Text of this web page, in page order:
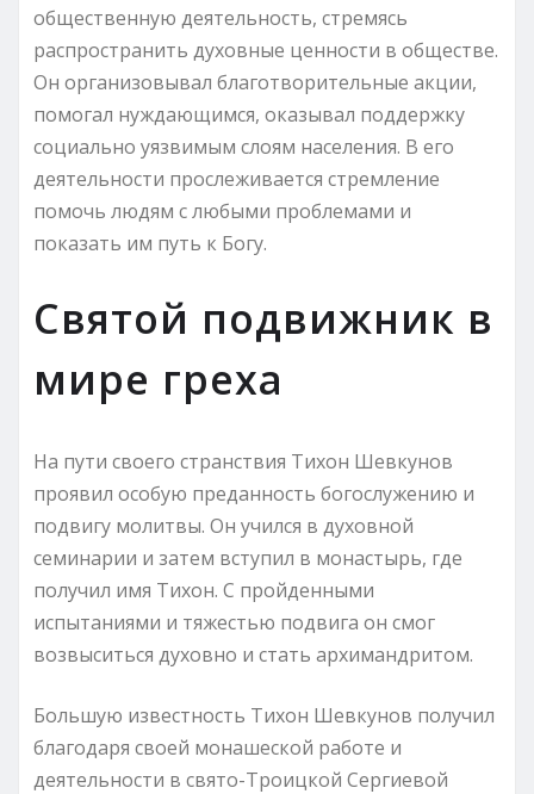
общественную деятельность, стремясь
распространить духовные ценности в обществе.
Он организовывал благотворительные акции,
помогал нуждающимся, оказывал поддержку
социально уязвимым слоям населения. В его
деятельности прослеживается стремление
помочь людям с любыми проблемами и
показать им путь к Богу.
Святой подвижник в
мире греха
На пути своего странствия Тихон Шевкунов
проявил особую преданность богослужению и
подвигу молитвы. Он учился в духовной
семинарии и затем вступил в монастырь, где
получил имя Тихон. С пройденными
испытаниями и тяжестью подвига он смог
возвыситься духовно и стать архимандритом.
Большую известность Тихон Шевкунов получил
благодаря своей монашеской работе и
деятельности в свято-Троицкой Сергиевой